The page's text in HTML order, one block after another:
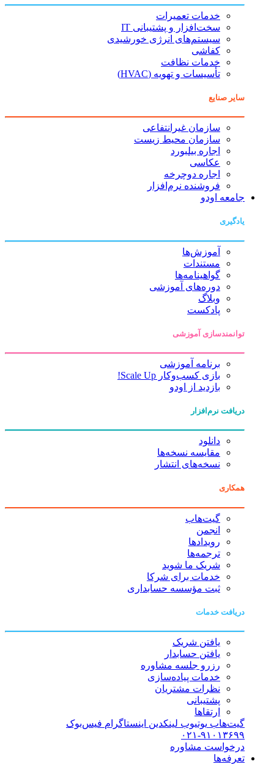
خدمات تعمیرات
سخت‌افزار و پشتیبانی IT
سیستم‌های انرژی خورشیدی
کفاشی
خدمات نظافت
تأسیسات و تهویه (HVAC)
سایر صنایع
سازمان غیرانتفاعی
سازمان محیط زیست
اجاره بیلبورد
عکاسی
اجاره دوچرخه
فروشنده نرم‌افزار
جامعه اودو
یادگیری
آموزش‌ها
مستندات
گواهینامه‌ها
دوره‌های آموزشی
وبلاگ
پادکست
توانمندسازی آموزشی
برنامه آموزشی
بازی کسب‌وکار Scale Up!
بازدید از اودو
دریافت نرم‌افزار
دانلود
مقایسه نسخه‌ها
نسخه‌های انتشار
همکاری
گیت‌هاب
انجمن
رویدادها
ترجمه‌ها
شریک ما شوید
خدمات برای شرکا
ثبت مؤسسه حسابداری
دریافت خدمات
یافتن شریک
یافتن حسابدار
رزرو جلسه مشاوره
خدمات پیاده‌سازی
نظرات مشتریان
پشتیبانی
ارتقاها
گیت‌هاب یوتیوب لینکدین اینستاگرام فیس‌بوک
۰۲۱-۹۱۰۱۳۶۹۹
درخواست مشاوره
تعرفه‌ها